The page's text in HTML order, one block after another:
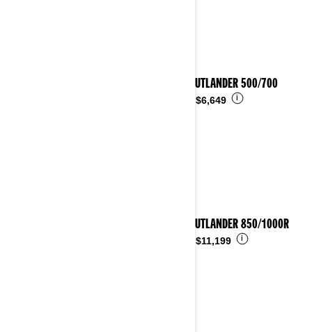
2025 OUTLANDER 500/700
$6,649 i
2025 OUTLANDER 850/1000R
$11,199 i